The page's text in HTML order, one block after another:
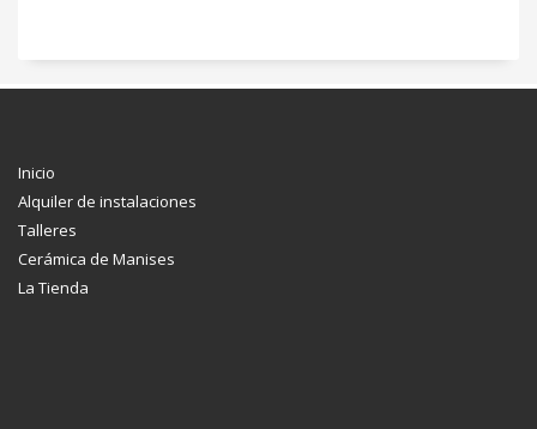
Inicio
Alquiler de instalaciones
Talleres
Cerámica de Manises
La Tienda